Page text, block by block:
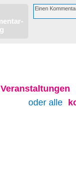
Veranstaltungen
oder alle